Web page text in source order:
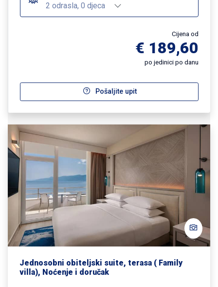
2 odrasla, 0 djeca
Cijena od
€ 189,60
po jedinici po danu
Pošaljite upit
Jednosobni obiteljski suite, terasa ( Family
villa), Noćenje i doručak